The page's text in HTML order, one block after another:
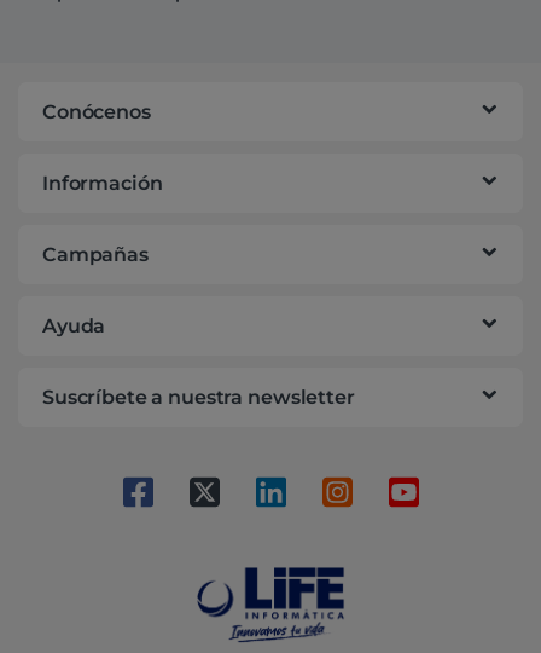
Conócenos
Información
Campañas
Ayuda
Suscríbete a nuestra newsletter